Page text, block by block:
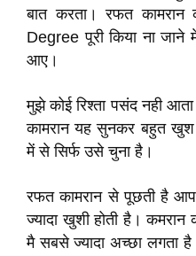
बात करता। रफत
Degree पूरी किया ना
आए।
मुझे कोई रिश्ता पसंद नही
कामरान यह सुनकर बहुत खुश
में से सिर्फ उसे चुना है।
रफत कामरान से पूछती है
ज्यादा खुशी होती है।
मै सबसे ज्यादा अच्छा लगता